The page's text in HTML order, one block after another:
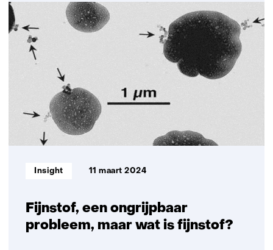
voorspellen
basis
mobiele
metingen
Fijnstof, een ongrijpbaar
probleem, maar wat is fijnstof?
Informatietype:
Insight 11 maart 2024